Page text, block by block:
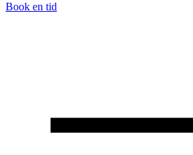
Book en tid